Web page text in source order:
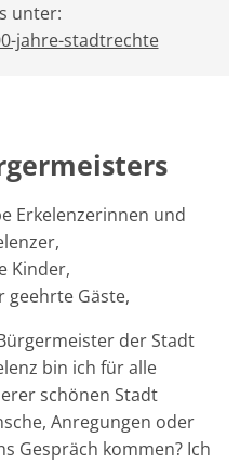
unter:
jahre-stadtrechte
Erkelenzerinnen und
Kinder,
geehrte Gäste,
der Stadt
bin ich für alle
schönen Stadt
Anregungen oder
Gespräch kommen? Ich